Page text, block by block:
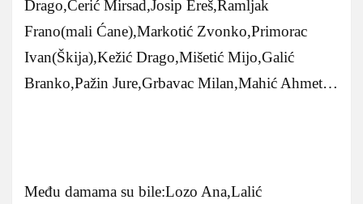
Drago,Ćerić Mirsad,Josip Ereš,Ramljak
Frano(mali Ćane),Markotić Zvonko,Primorac
Ivan(Škija),Kežić Drago,Mišetić Mijo,Galić
Branko,Pažin Jure,Grbavac Milan,Mahić Ahmet…
Među damama su bile:Lozo Ana,Lalić